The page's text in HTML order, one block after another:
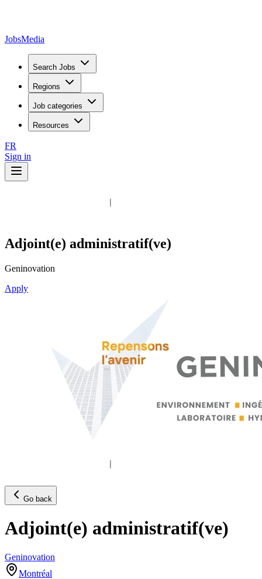
JobsMedia
Search Jobs
Regions
Job categories
Resources
FR
Sign in
Adjoint(e) administratif(ve)
Geninovation
Apply
Go back
Adjoint(e) administratif(ve)
Geninovation
Montréal